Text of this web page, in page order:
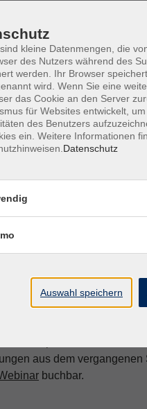
mit DATEV
DATEV
Jahresabschluss zu
Praxisfällen üben
Nach Ihrer
Ihre Anmeldung bis 10
ein Video angesehen
alle Informationen zu den
dem Xpert-Business-
aus dem vergangenen
buchbar.
kleine Datenmengen, die
des Nutzers während des
werden. Ihr Browser
wird. Wenn Sie eine
das Cookie an den Server
für Websites entwickelt,
des Benutzers
ein. Weitere Informationen
Datenschutz
Auswahl speichern